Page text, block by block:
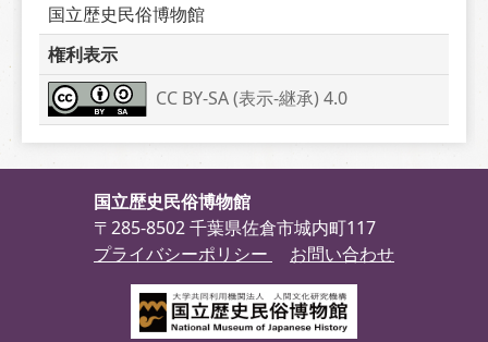
国立歴史民俗博物館
権利表示
CC BY-SA (表示-継承) 4.0
国立歴史民俗博物館
〒285-8502 千葉県佐倉市城内町117
プライバシーポリシー
お問い合わせ